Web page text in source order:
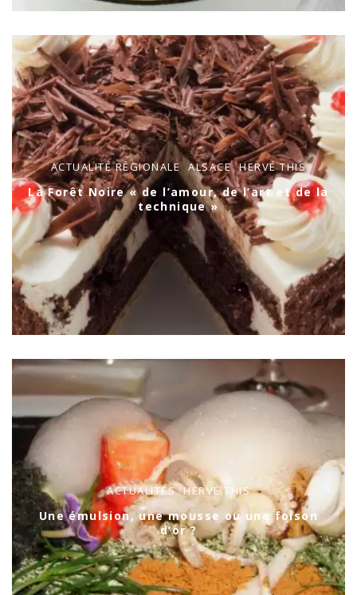
ACTUALITÉ RÉGIONALE ALSACE HERVÉ THIS
La Forêt Noire « de l’amour, de l’art et de la
technique »
ACTUALITÉS HERVÉ THIS
Une émulsion, une mousse ou une foison
d’or ?